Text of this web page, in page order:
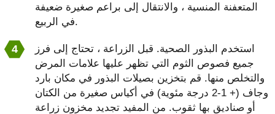
المتعفنة المنسية ، والانتقال إلى براعم صغيرة ضعيفة
في الربيع.
استخدم البذور الصحية. قبل الزراعة ، تحتاج إلى فرز
جميع فصوص الثوم التي تظهر عليها علامات المرض
والتخلص منها. قم بتخزين بصيلات البذور في مكان بارد
وجاف (+ 1-2 درجة مئوية) في أكياس صغيرة من الكتان
أو صناديق بها ثقوب. من المفيد تجديد مخزون زراعة